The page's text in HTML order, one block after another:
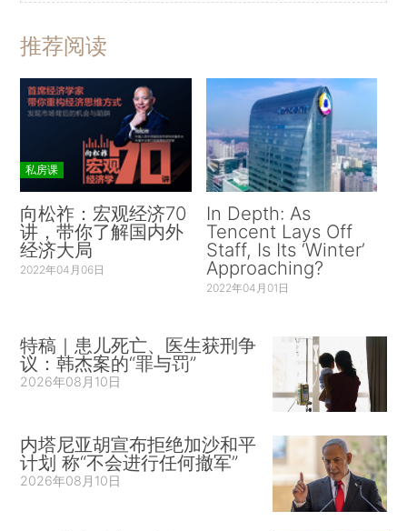
推荐阅读
私房课
向松祚：宏观经济70
讲，带你了解国内外
经济大局
2022年04月06日
In Depth: As
Tencent Lays Off
Staff, Is Its ‘Winter’
Approaching?
2022年04月01日
特稿｜患儿死亡、医生获刑争
议：韩杰案的“罪与罚”
2026年08月10日
内塔尼亚胡宣布拒绝加沙和平
计划 称“不会进行任何撤军”
2026年08月10日